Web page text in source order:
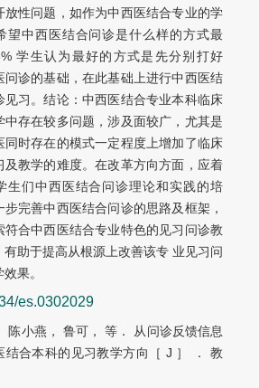
放性问题，如作为中西医结合专业的学
望中西医结合问诊是什么样的方式最
学生认为最好的方式是先分别打好
问诊的基础，在此基础上进行中西医结
见习。结论：中西医结合专业本科临床
中存在较多问题，涉及面较广，尤其是
同时存在的模式一定程度上增加了临床
及教学的难度。在改革方向方面，应着
生们中西医结合问诊理论和实践的培
步完善中西医结合问诊的思路及框架，
符合中西医结合专业特色的见习问诊教
有助于提高从根源上改善该专 业见习问
果。
es.0302029
陈小燕， 鲁可， 等． 从问诊反馈信息
结合本科的见习教学方向［ J ］ ． 教